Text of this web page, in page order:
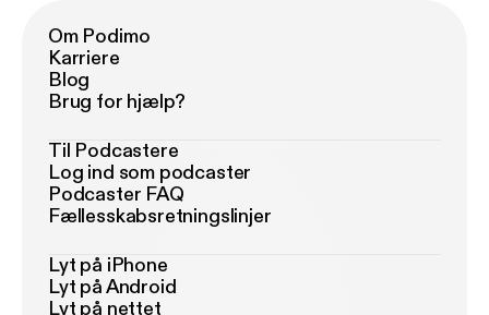
Om Podimo
Karriere
Blog
Brug for hjælp?
Til Podcastere
Log ind som podcaster
Podcaster FAQ
Fællesskabsretningslinjer
Lyt på iPhone
Lyt på Android
Lyt på nettet